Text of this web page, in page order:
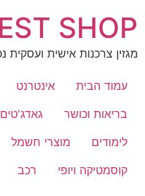
לתוכן
SHOP
מגזין צרכנות אישית ועסקית
עמוד הבית אינטרנט
בריאות וכושר
גאדג'טים
לימודים
מוצרי חשמל
קוסמטיקה ויופי
רכב